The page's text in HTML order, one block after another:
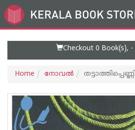
Go
to
Checkout 0 Book(s), -
Home നോവല്‍